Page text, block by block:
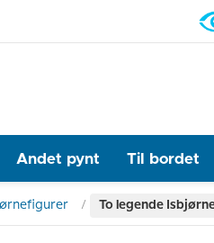
Andet pynt Til bordet
To legende